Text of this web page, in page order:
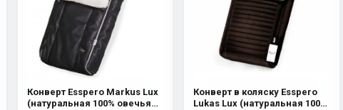
Конверт Esspero Markus Lux
(натуральная 100% овечья
Конверт в коляску Esspero
Lukas Lux (натуральная 100%